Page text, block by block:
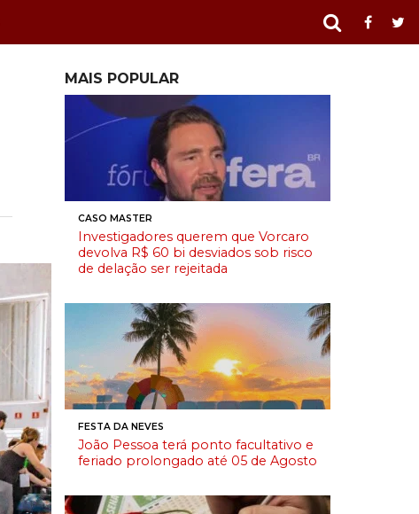
MAIS POPULAR
CASO MASTER
Investigadores querem que Vorcaro
devolva R$ 60 bi desviados sob risco
de delação ser rejeitada
FESTA DA NEVES
João Pessoa terá ponto facultativo e
feriado prolongado até 05 de Agosto